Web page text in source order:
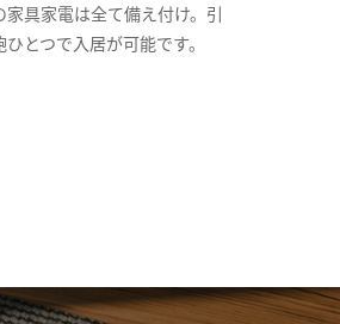
具家電は全て備え付け。引
とつで入居が可能です。